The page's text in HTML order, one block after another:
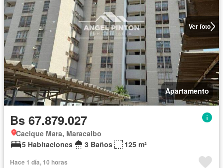
Ver foto
Apartamento
Bs 67.879.027
Cacique Mara, Maracaibo
5 Habitaciones
3 Baños 125 m²
Hace 1 día, 10 horas